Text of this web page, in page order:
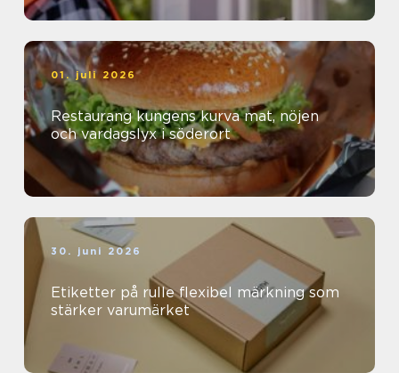
01. juli 2026
Restaurang kungens kurva mat, nöjen
och vardagslyx i söderort
30. juni 2026
Etiketter på rulle flexibel märkning som
stärker varumärket